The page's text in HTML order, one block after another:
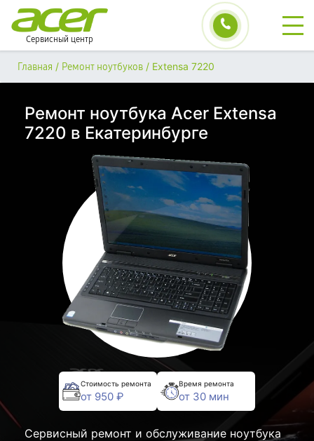
Сервисный центр
Главная / Ремонт ноутбуков / Extensa 7220
Ремонт ноутбука Acer Extensa
7220 в Екатеринбурге
Стоимость ремонта
от 950 ₽
Время ремонта
от 30 мин
Сервисный ремонт и обслуживание ноутбука